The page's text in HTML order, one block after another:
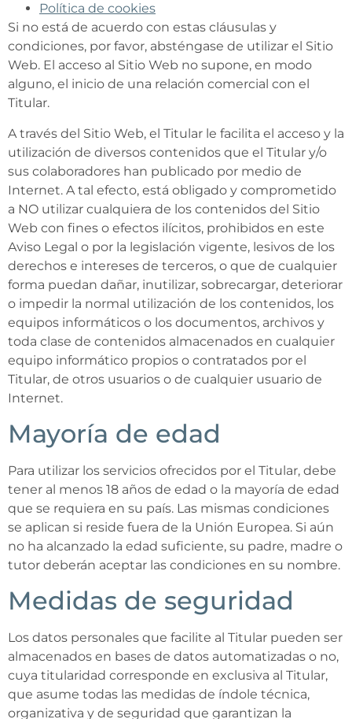
Política de cookies
Si no está de acuerdo con estas cláusulas y
condiciones, por favor, absténgase de utilizar el Sitio
Web. El acceso al Sitio Web no supone, en modo
alguno, el inicio de una relación comercial con el
Titular.
A través del Sitio Web, el Titular le facilita el acceso y la
utilización de diversos contenidos que el Titular y/o
sus colaboradores han publicado por medio de
Internet. A tal efecto, está obligado y comprometido
a NO utilizar cualquiera de los contenidos del Sitio
Web con fines o efectos ilícitos, prohibidos en este
Aviso Legal o por la legislación vigente, lesivos de los
derechos e intereses de terceros, o que de cualquier
forma puedan dañar, inutilizar, sobrecargar, deteriorar
o impedir la normal utilización de los contenidos, los
equipos informáticos o los documentos, archivos y
toda clase de contenidos almacenados en cualquier
equipo informático propios o contratados por el
Titular, de otros usuarios o de cualquier usuario de
Internet.
Mayoría de edad
Para utilizar los servicios ofrecidos por el Titular, debe
tener al menos 18 años de edad o la mayoría de edad
que se requiera en su país. Las mismas condiciones
se aplican si reside fuera de la Unión Europea. Si aún
no ha alcanzado la edad suficiente, su padre, madre o
tutor deberán aceptar las condiciones en su nombre.
Medidas de seguridad
Los datos personales que facilite al Titular pueden ser
almacenados en bases de datos automatizadas o no,
cuya titularidad corresponde en exclusiva al Titular,
que asume todas las medidas de índole técnica,
organizativa y de seguridad que garantizan la